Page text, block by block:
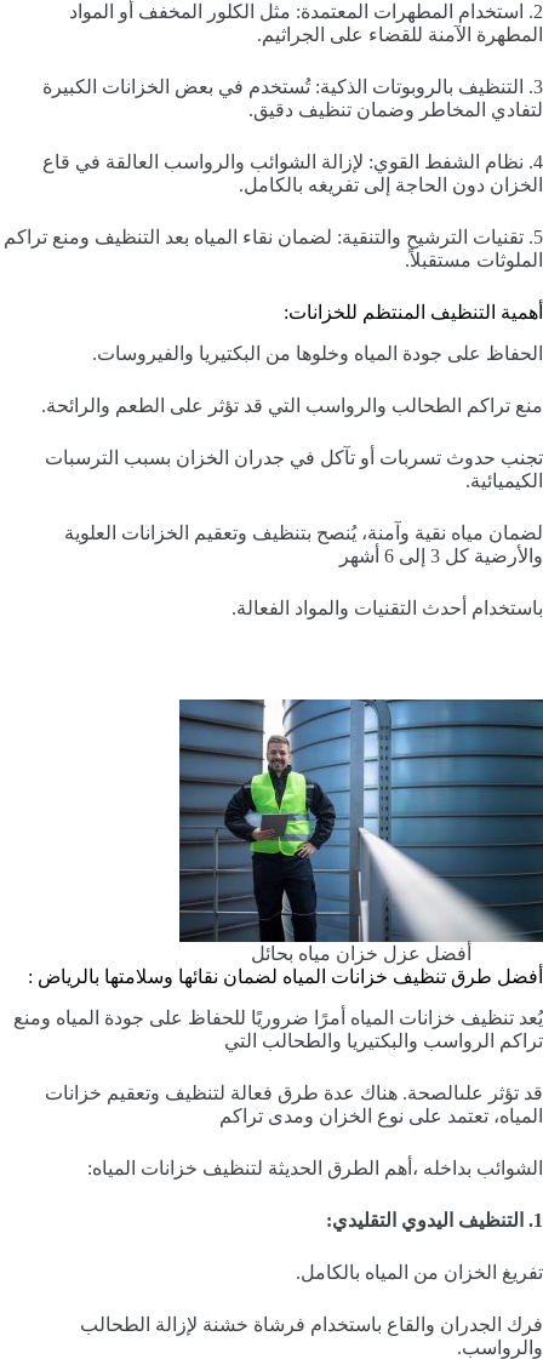
2. استخدام المطهرات المعتمدة: مثل الكلور المخفف أو المواد
المطهرة الآمنة للقضاء على الجراثيم.
3. التنظيف بالروبوتات الذكية: تُستخدم في بعض الخزانات الكبيرة
لتفادي المخاطر وضمان تنظيف دقيق.
4. نظام الشفط القوي: لإزالة الشوائب والرواسب العالقة في قاع
الخزان دون الحاجة إلى تفريغه بالكامل.
5. تقنيات الترشيح والتنقية: لضمان نقاء المياه بعد التنظيف ومنع تراكم
الملوثات مستقبلاً.
أهمية التنظيف المنتظم للخزانات:
الحفاظ على جودة المياه وخلوها من البكتيريا والفيروسات.
منع تراكم الطحالب والرواسب التي قد تؤثر على الطعم والرائحة.
تجنب حدوث تسربات أو تآكل في جدران الخزان بسبب الترسبات
الكيميائية.
لضمان مياه نقية وآمنة، يُنصح بتنظيف وتعقيم الخزانات العلوية
والأرضية كل 3 إلى 6 أشهر
باستخدام أحدث التقنيات والمواد الفعالة.
أفضل عزل خزان مياه بحائل
أفضل طرق تنظيف خزانات المياه لضمان نقائها وسلامتها بالرياض :
يُعد تنظيف خزانات المياه أمرًا ضروريًا للحفاظ على جودة المياه ومنع
تراكم الرواسب والبكتيريا والطحالب التي
قد تؤثر علىالصحة. هناك عدة طرق فعالة لتنظيف وتعقيم خزانات
المياه، تعتمد على نوع الخزان ومدى تراكم
الشوائب بداخله ،أهم الطرق الحديثة لتنظيف خزانات المياه:
1. التنظيف اليدوي التقليدي:
تفريغ الخزان من المياه بالكامل.
فرك الجدران والقاع باستخدام فرشاة خشنة لإزالة الطحالب
والرواسب.